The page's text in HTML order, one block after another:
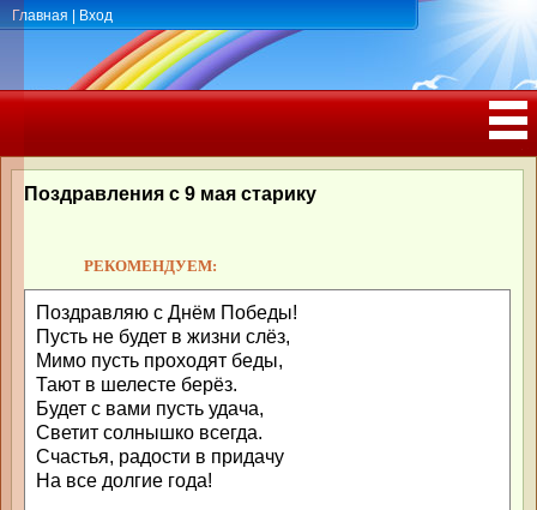
Главная Вход
РОЖДЕНИЯ, ЮБИЛЕЕМ
Поздравления с 9 мая старику
РЕКОМЕНДУЕМ:
Поздравляю с Днём Победы!
Пусть не будет в жизни слёз,
Мимо пусть проходят беды,
Тают в шелесте берёз.
Будет с вами пусть удача,
Светит солнышко всегда.
Счастья, радости в придачу
На все долгие года!